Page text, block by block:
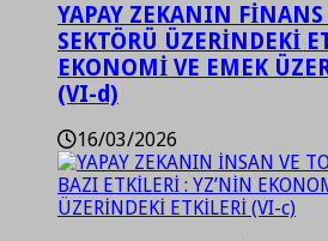
YAPAY ZEKANIN FİNANS
SEKTÖRÜ ÜZERİNDEKİ
EKONOMİ VE EMEK
(VI-d)
16/03/2026